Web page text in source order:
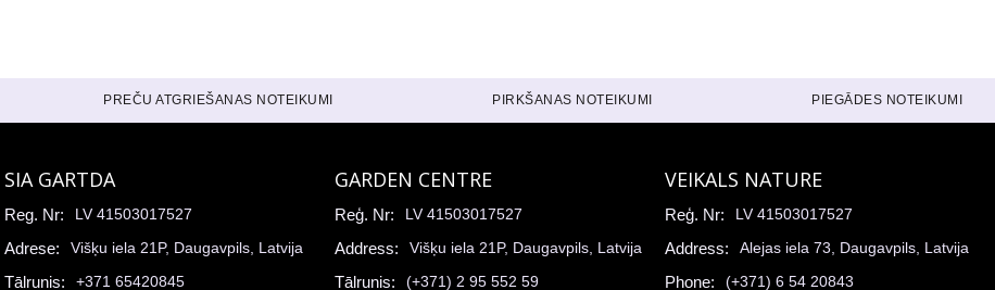
PREČU ATGRIEŠANAS NOTEIKUMI PIRKŠANAS NOTEIKUMI PIEGĀDES NOTEIKUMI
SIA GARTDA
Reg. Nr: LV 41503017527
Adrese: Višķu iela 21P, Daugavpils, Latvija
Tālrunis: +371 65420845
GARDEN CENTRE
Reģ. Nr: LV 41503017527
Address: Višķu iela 21P, Daugavpils, Latvija
Tālrunis: (+371) 2 95 552 59
VEIKALS NATURE
Reģ. Nr: LV 41503017527
Address: Alejas iela 73, Daugavpils, Latvija
Phone: (+371) 6 54 20843